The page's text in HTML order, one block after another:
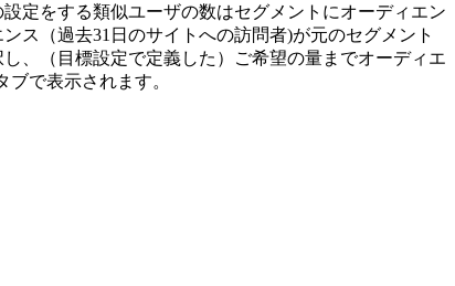
定をする類似ユーザの数はセグメントにオーディエン
ス（過去31日のサイトへの訪問者)が元のセグメント
、（目標設定で定義した）ご希望の量までオーディエ
で表示されます。